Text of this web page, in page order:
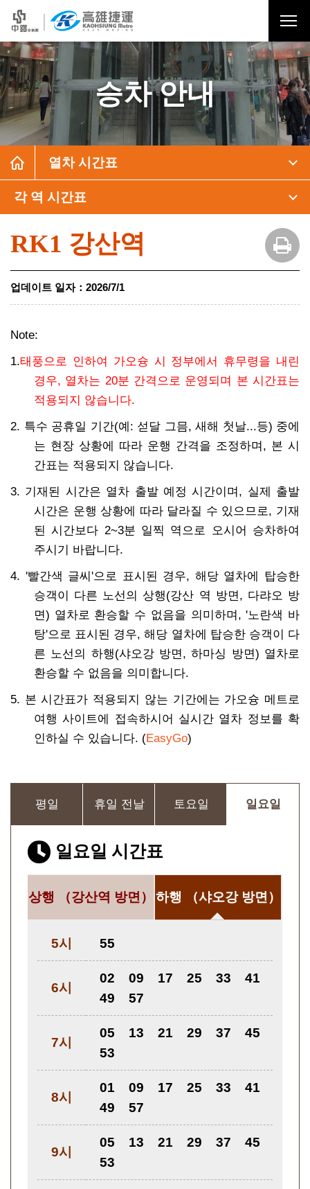
승차 안내
열차 시간표
각 역 시간표
RK1 강산역
업데이트 일자： 2026/7/1
Note:
1.태풍으로 인하여 가오슝 시 정부에서 휴무령을 내린
경우, 열차는 20분 간격으로 운영되며 본 시간표는
적용되지 않습니다.
2. 특수 공휴일 기간(예: 섣달 그믐, 새해 첫날...등) 중에
는 현장 상황에 따라 운행 간격을 조정하며, 본 시
간표는 적용되지 않습니다.
3. 기재된 시간은 열차 출발 예정 시간이며, 실제 출발
시간은 운행 상황에 따라 달라질 수 있으므로, 기재
된 시간보다 2~3분 일찍 역으로 오시어 승차하여
주시기 바랍니다.
4. '빨간색 글씨'으로 표시된 경우, 해당 열차에 탑승한
승객이 다른 노선의 상행(강산 역 방면, 다랴오 방
면) 열차로 환승할 수 없음을 의미하며, '노란색 바
탕'으로 표시된 경우, 해당 열차에 탑승한 승객이 다
른 노선의 하행(샤오강 방면, 하마싱 방면) 열차로
환승할 수 없음을 의미합니다.
5. 본 시간표가 적용되지 않는 기간에는 가오슝 메트로
여행 사이트에 접속하시어 실시간 열차 정보를 확
인하실 수 있습니다. (EasyGo)
평일 휴일 전날 토요일 일요일
일요일 시간표
상행 （강산역 방면） 하행 （샤오강 방면）
5시 55
6시
02 09 17 25 33
41
49
57
7시
05 13 21 29 37
45
53
8시
01 09 17 25 33
41
49
57
9시
05 13 21 29 37
45
53